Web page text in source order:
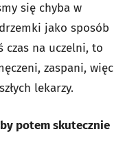
się chyba w
jako sposób
czas na uczelni, to
zaspani, więc
lekarzy.
potem skutecznie